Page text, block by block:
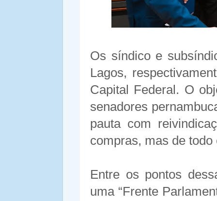
Os síndico e
Lagos,
Capital Federal. O
senadores
pauta com
compras, mas de
Entre os pontos
uma “Frente